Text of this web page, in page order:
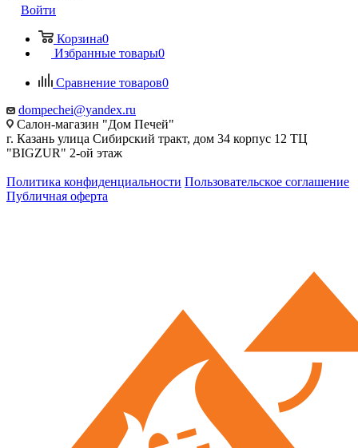
Войти
Корзина0
Избранные товары0
Сравнение товаров0
dompechei@yandex.ru
Салон-магазин "Дом Печей"
г. Казань улица Сибирский тракт, дом 34 корпус 12 ТЦ
"BIGZUR" 2-ой этаж
Политика конфиденциальности Пользовательское соглашение
Публичная оферта